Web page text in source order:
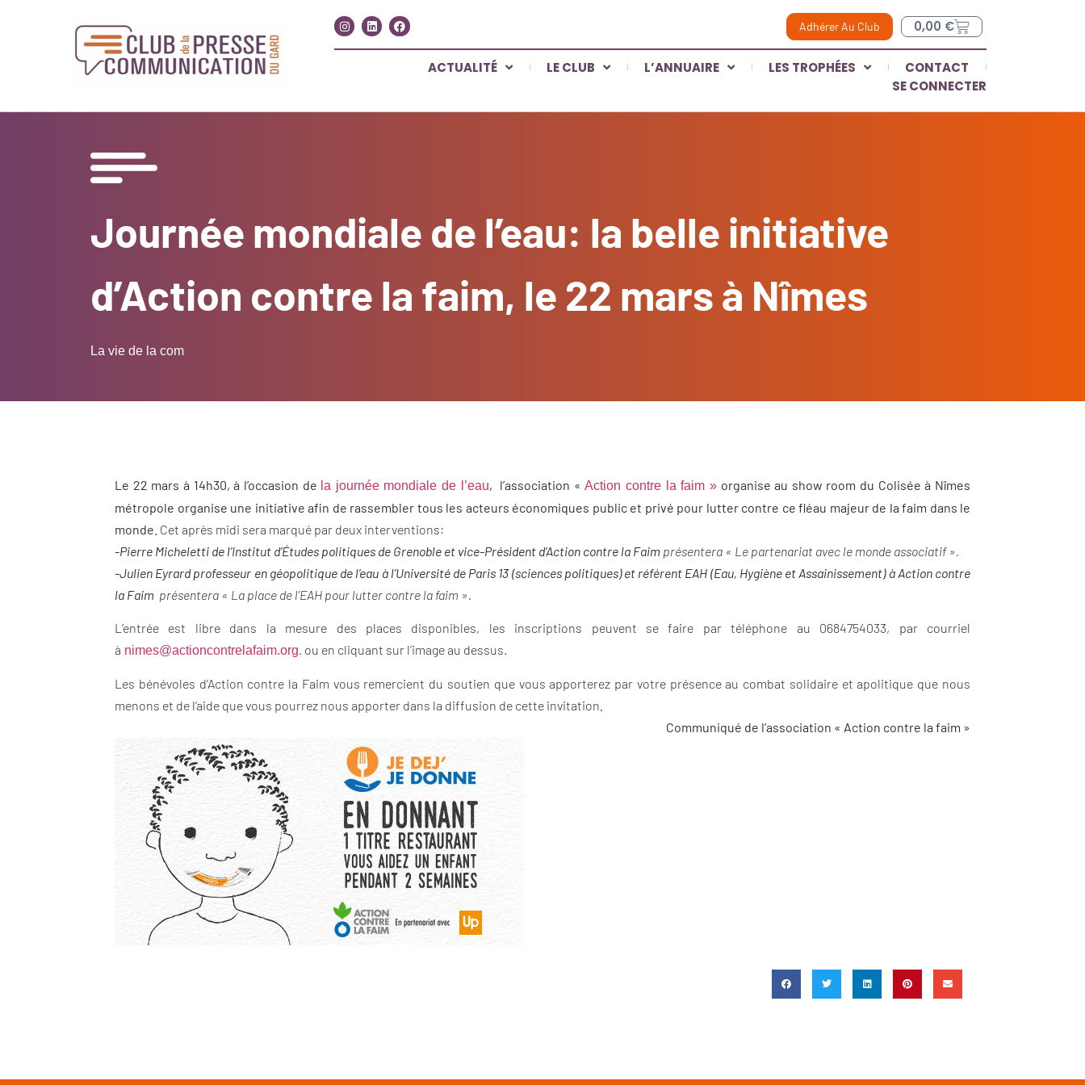
Adhérer Au Club 0,00 €
ACTUALITÉ LE CLUB L’ANNUAIRE LES TROPHÉES
CONTACT
SE CONNECTER
Journée mondiale de l’eau: la belle initiative
d’Action contre la faim, le 22 mars à Nîmes
La vie de la com
Le 22 mars à 14h30, à l’occasion de la journée mondiale de l’eau, l’association « Action contre la faim »organise au show room du Colisée à Nîmes
métropole organise une initiative afin de rassembler tous les acteurs économiques public et privé pour lutter contre ce fléau majeur de la faim dans le
monde. Cet après midi sera marqué par deux interventions:
-Pierre Micheletti de l’Institut d’Études politiques de Grenoble et vice-Président d’Action contre la Faim présentera « Le partenariat avec le monde associatif ».
-Julien Eyrard professeur en géopolitique de l’eau à l’Université de Paris 13 (sciences politiques) et référent EAH (Eau, Hygiène et Assainissement) à Action contre
la Faim présentera « La place de l’EAH pour lutter contre la faim ».
L’entrée est libre dans la mesure des places disponibles, les inscriptions peuvent se faire par téléphone au 0684754033, par courriel
à nimes@actioncontrelafaim.org. ou en cliquant sur l’image au dessus.
Les bénévoles d’Action contre la Faim vous remercient du soutien que vous apporterez par votre présence au combat solidaire et apolitique que nous
menons et de l’aide que vous pourrez nous apporter dans la diffusion de cette invitation
Communiqué de l’association « Action contre la faim »